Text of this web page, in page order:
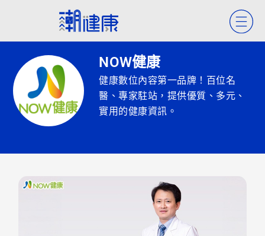
NOW健康
健康數位內容第一品牌！百位名
醫、專家駐站，提供優質、多元、
實用的健康資訊。